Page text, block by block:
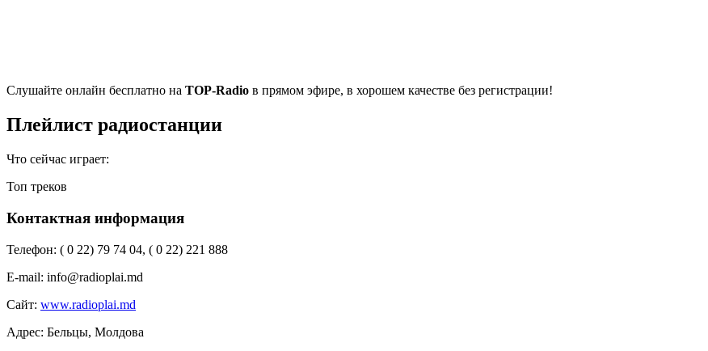
Cлушайте онлайн бесплатно на TOP-Radio в прямом эфире, в хорошем качестве без регистрации!
Плейлист радиостанции
Что сейчас играет:
Топ треков
Контактная информация
Телефон: ( 0 22) 79 74 04, ( 0 22) 221 888
E-mail: info@radioplai.md
Сайт: www.radioplai.md
Адрес: Бельцы, Молдова